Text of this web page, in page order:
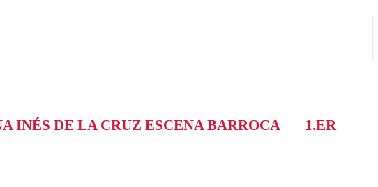
INÉS DE LA CRUZ ESCENA BARROCA
1.ER